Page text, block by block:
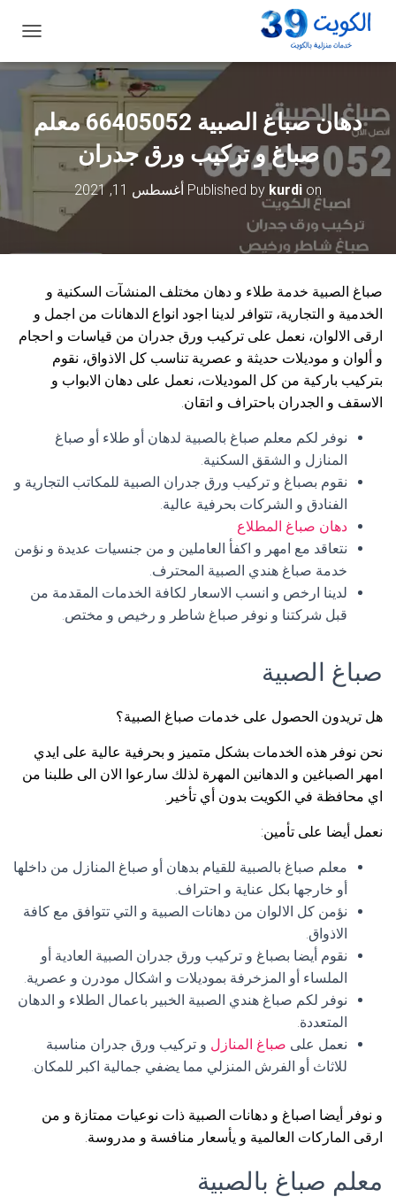
ب
ي
دهان صباغ الصبية 66405052 معلم
صباغ و تركيب ورق جدران
Published by kurdi on أغسطس 11, 2021
صباغ الصبية خدمة طلاء و دهان مختلف المنشآت السكنية و
الخدمية و التجارية، تتوافر لدينا اجود انواع الدهانات من اجمل و
ارقى الالوان، نعمل على تركيب ورق جدران من قياسات و احجام
و ألوان و موديلات حديثة و عصرية تناسب كل الاذواق، نقوم
بتركيب باركية من كل الموديلات، نعمل على دهان الابواب و
الاسقف و الجدران باحتراف و اتقان.
نوفر لكم معلم صباغ بالصبية لدهان أو طلاء أو صباغ
المنازل و الشقق السكنية.
نقوم بصباغ و تركيب ورق جدران الصبية للمكاتب التجارية و
الفنادق و الشركات بحرفية عالية.
دهان صباغ المطلاع
نتعاقد مع امهر و اكفأ العاملين و من جنسيات عديدة و نؤمن
خدمة صباغ هندي الصبية المحترف.
لدينا ارخص و انسب الاسعار لكافة الخدمات المقدمة من
قبل شركتنا و نوفر صباغ شاطر و رخيص و مختص.
صباغ الصبية
هل تريدون الحصول على خدمات صباغ الصبية؟
نحن نوفر هذه الخدمات بشكل متميز و بحرفية عالية على ايدي
امهر الصباغين و الدهانين المهرة لذلك سارعوا الان الى طلبنا من
اي محافظة في الكويت بدون أي تأخير.
نعمل أيضا على تأمين:
معلم صباغ بالصبية للقيام بدهان أو صباغ المنازل من داخلها
أو خارجها بكل عناية و احتراف.
نؤمن كل الالوان من دهانات الصبية و التي تتوافق مع كافة
الاذواق.
نقوم أيضا بصباغ و تركيب ورق جدران الصبية العادية أو
الملساء أو المزخرفة بموديلات و اشكال مودرن و عصرية.
نوفر لكم صباغ هندي الصبية الخبير باعمال الطلاء و الدهان
المتعددة.
نعمل على صباغ المنازل و تركيب ورق جدران مناسبة
للاثاث أو الفرش المنزلي مما يضفي جمالية اكبر للمكان.
و نوفر أيضا اصباغ و دهانات الصبية ذات نوعيات ممتازة و من
ارقى الماركات العالمية و يأسعار منافسة و مدروسة.
معلم صباغ بالصبية